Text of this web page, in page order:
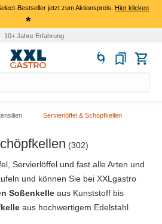
Bestseller jetzt zum Aktionspreis.Hier klicken
*
10+ Jahre Erfahrung
Servierlöffel & Schöpfkellen
(302)
Servierlöffel und fast alle Arten und
und können Sie bei XXLgastro
Soßenkelle aus Kunststoff bis
aus hochwertigem Edelstahl.